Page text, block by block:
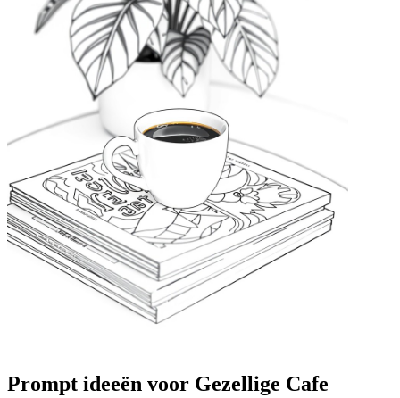
Prompt ideeën voor Gezellige Cafe